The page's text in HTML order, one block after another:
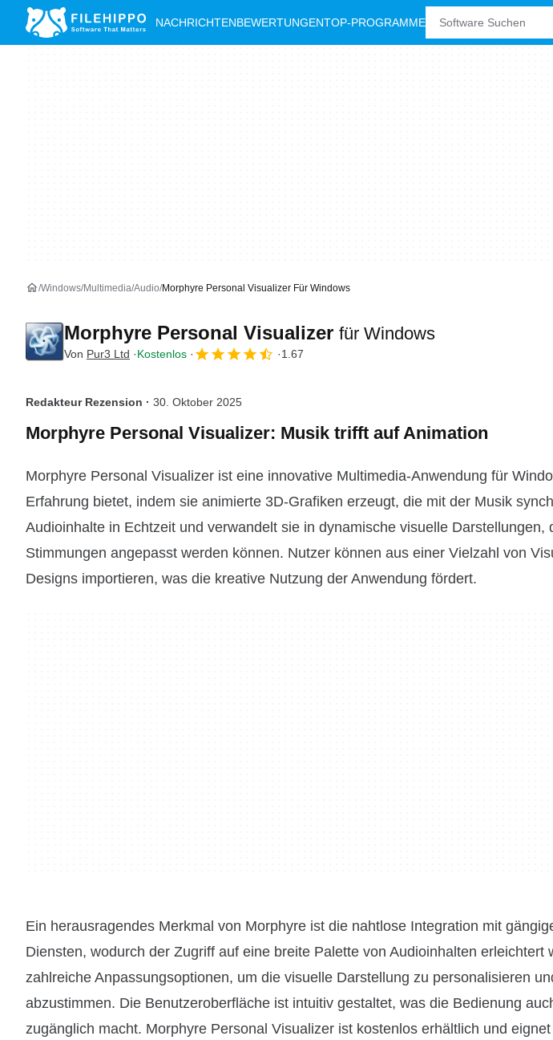
NACHRICHTENBEWERTUNGENTOP-PROGRAMME
Windows Multimedia Audio Morphyre Personal Visualizer Für Windows
Morphyre Personal Visualizer für Windows
Von Pur3 Ltd Kostenlos 1.67
Redakteur Rezension · 30. Oktober 2025
Morphyre Personal Visualizer: Musik trifft auf Animation
Morphyre Personal Visualizer ist eine innovative Multimedia-Anwendung für
Erfahrung bietet, indem sie animierte 3D-Grafiken erzeugt, die mit der Musik
Audioinhalte in Echtzeit und verwandelt sie in dynamische visuelle Darstellungen,
Stimmungen angepasst werden können. Nutzer können aus einer Vielzahl von
Designs importieren, was die kreative Nutzung der Anwendung fördert.
Ein herausragendes Merkmal von Morphyre ist die nahtlose Integration mit
Diensten, wodurch der Zugriff auf eine breite Palette von Audioinhalten erleichtert
zahlreiche Anpassungsoptionen, um die visuelle Darstellung zu personalisieren
abzustimmen. Die Benutzeroberfläche ist intuitiv gestaltet, was die Bedienung
zugänglich macht. Morphyre Personal Visualizer ist kostenlos erhältlich und